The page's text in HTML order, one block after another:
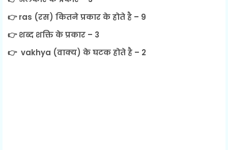
👉 ras (रस) कितने प्रकार के होते है – 9
👉 शब्द शक्ति के प्रकार – 3
👉 vakhya (वाक्य) के घटक होते है – 2